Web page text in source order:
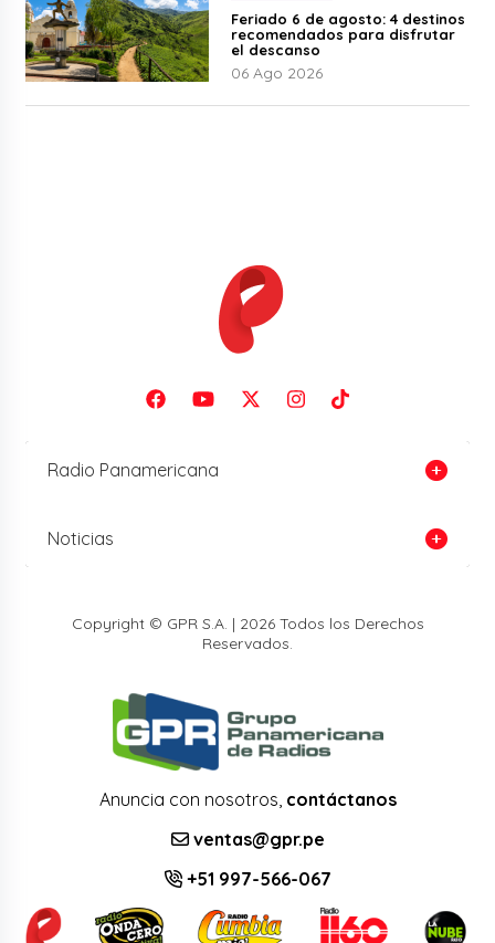
Feriado 6 de agosto: 4 destinos
recomendados para disfrutar
el descanso
06 Ago 2026
Radio Panamericana
Noticias
Copyright © GPR S.A. | 2026 Todos los Derechos
Reservados.
Anuncia con nosotros, contáctanos
ventas@gpr.pe
+51 997-566-067